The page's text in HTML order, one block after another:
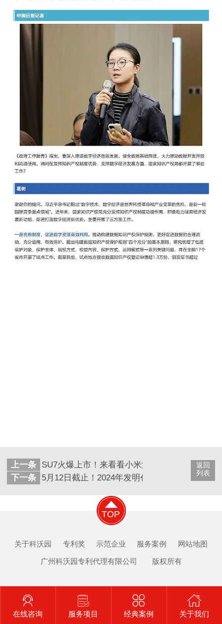
返回
列表
上一条
SU7火爆上市！来看看小米汽车有多少专利加持
下一条
5月12日截止！2024年发明创业奖（项目奖）申
TOP
关于科沃园 专利奖 示范企业 服务案例 网站地图
广州科沃园专利代理有限公司 版权所有
在线咨询 服务项目 经典案例 关于我们